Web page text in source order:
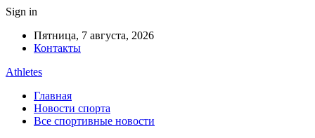
Sign in
Пятница, 7 августа, 2026
Контакты
Athletes
Главная
Новости спорта
Все спортивные новости